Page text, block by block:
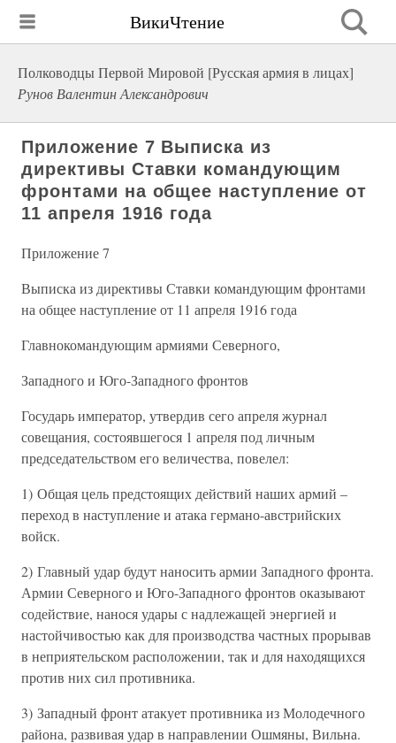
ВикиЧтение
Полководцы Первой Мировой [Русская армия в лицах]
Рунов Валентин Александрович
Приложение 7 Выписка из
директивы Ставки командующим
фронтами на общее наступление от
11 апреля 1916 года
Приложение 7
Выписка из директивы Ставки командующим фронтами
на общее наступление от 11 апреля 1916 года
Главнокомандующим армиями Северного,
Западного и Юго-Западного фронтов
Государь император, утвердив сего апреля журнал
совещания, состоявшегося 1 апреля под личным
председательством его величества, повелел:
1) Общая цель предстоящих действий наших армий –
переход в наступление и атака германо-австрийских
войск.
2) Главный удар будут наносить армии Западного фронта.
Армии Северного и Юго-Западного фронтов оказывают
содействие, нанося удары с надлежащей энергией и
настойчивостью как для производства частных прорывав
в неприятельском расположении, так и для находящихся
против них сил противника.
3) Западный фронт атакует противника из Молодечного
района, развивая удар в направлении Ошмяны, Вильна.